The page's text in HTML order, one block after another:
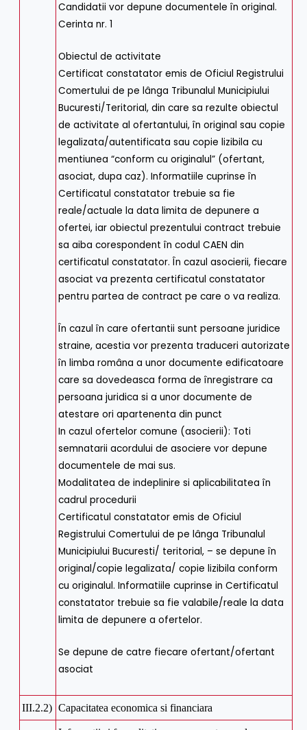
Candidatii vor depune documentele în original.
Cerinta nr. 1
Obiectul de activitate
Certificat constatator emis de Oficiul Registrului
Comertului de pe lânga Tribunalul Municipiului
Bucuresti/Teritorial, din care sa rezulte obiectul
de activitate al ofertantului, în original sau copie
legalizata/autentificata sau copie lizibila cu
mentiunea “conform cu originalul” (ofertant,
asociat, dupa caz). Informatiile cuprinse în
Certificatul constatator trebuie sa fie
reale/actuale la data limita de depunere a
ofertei, iar obiectul prezentului contract trebuie
sa aiba corespondent în codul CAEN din
certificatul constatator. În cazul asocierii, fiecare
asociat va prezenta certificatul constatator
pentru partea de contract pe care o va realiza.
În cazul în care ofertantii sunt persoane juridice
straine, acestia vor prezenta traduceri autorizate
în limba româna a unor documente edificatoare
care sa dovedeasca forma de înregistrare ca
persoana juridica si a unor documente de
atestare ori apartenenta din punct
In cazul ofertelor comune (asocierii): Toti
semnatarii acordului de asociere vor depune
documentele de mai sus.
Modalitatea de indeplinire si aplicabilitatea în
cadrul procedurii
Certificatul constatator emis de Oficiul
Registrului Comertului de pe lânga Tribunalul
Municipiului Bucuresti/ teritorial, – se depune în
original/copie legalizata/ copie lizibila conform
cu originalul. Informatiile cuprinse in Certificatul
constatator trebuie sa fie valabile/reale la data
limita de depunere a ofertelor.
Se depune de catre fiecare ofertant/ofertant
asociat
III.2.2) Capacitatea economica si financiara